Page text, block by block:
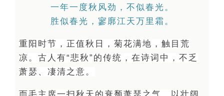
一年一度秋风劲，不似春光。
胜似春光，寥廓江天万里霜。
重阳时节，正值秋日，菊花满地，触目荒
凉。古人有“悲秋”的传统，在诗词中，不乏
萧瑟、凄清之意。
而毛主席一扫秋天的衰颓萧瑟之气，以壮阔